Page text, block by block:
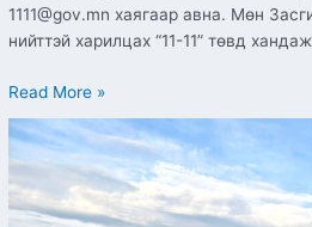
1111@gov.mn хаягаар авна. Мөн
нийттэй харилцах “11-11” төвд
Read More »
Соронзон
орны
хувьслыг
бүртгэх